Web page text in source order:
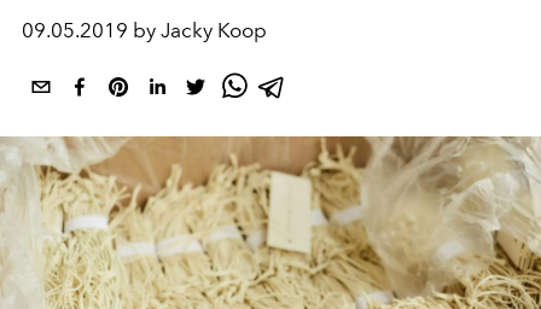
09.05.2019 by Jacky Koop